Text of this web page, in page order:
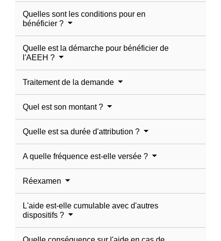
Quelles sont les conditions pour en
bénéficier ?
Quelle est la démarche pour bénéficier de
l'AEEH ?
Traitement de la demande
Quel est son montant ?
Quelle est sa durée d'attribution ?
A quelle fréquence est-elle versée ?
Réexamen
L'aide est-elle cumulable avec d'autres
dispositifs ?